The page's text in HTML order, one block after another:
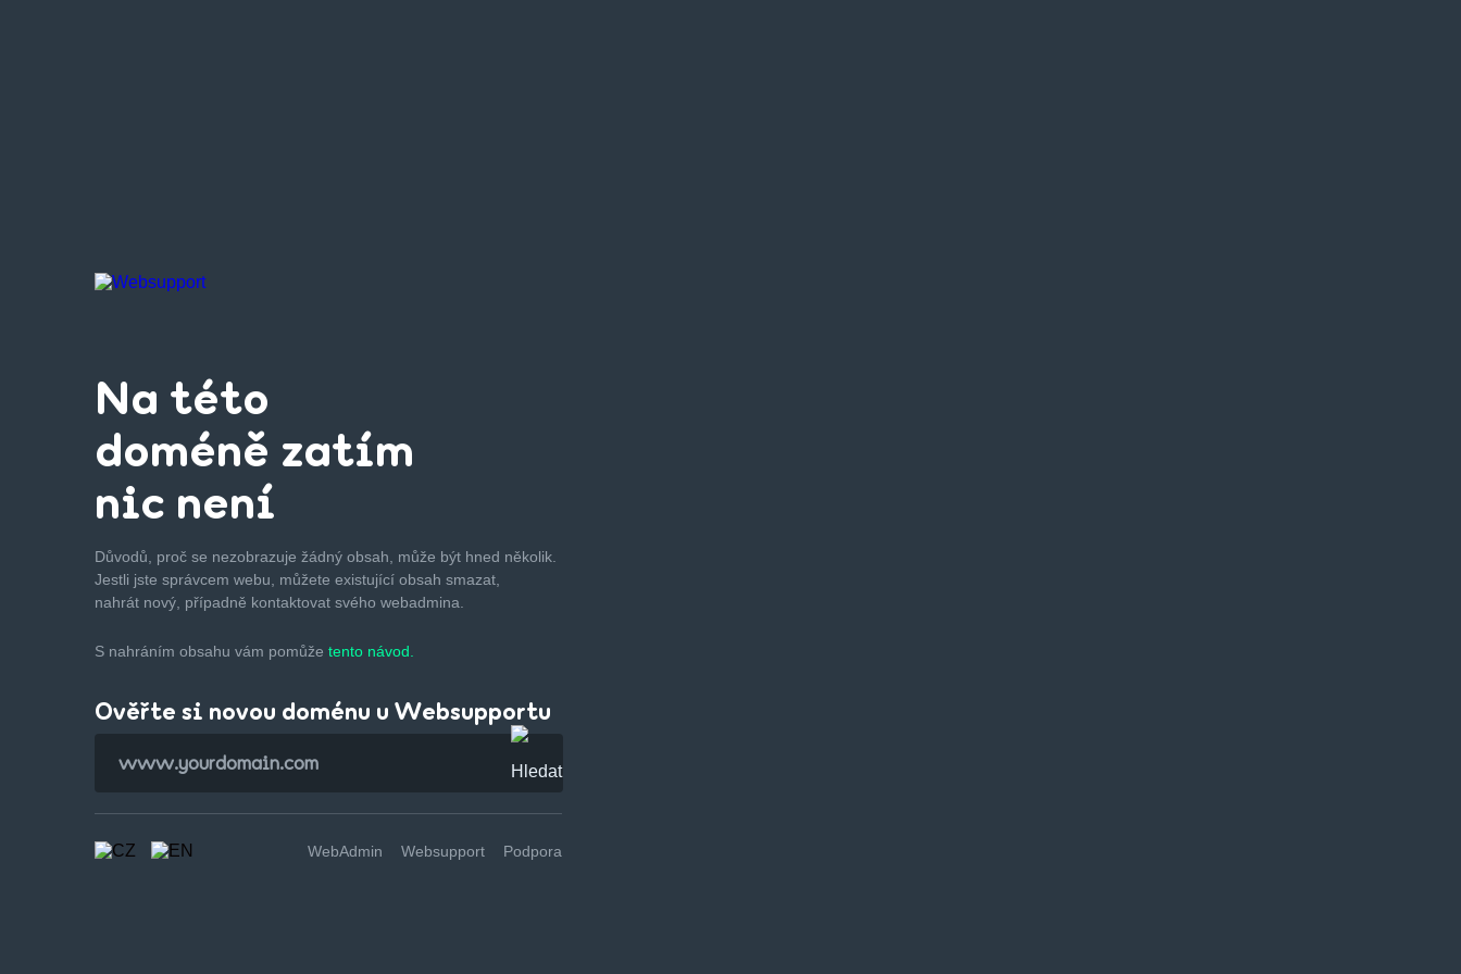
Na této
doméně zatím
nic není
Důvodů, proč se nezobrazuje žádný obsah, může být hned několik.
Jestli jste správcem webu, můžete existující obsah smazat,
nahrát nový, případně kontaktovat svého webadmina.
S nahráním obsahu vám pomůže tento návod.
Ověřte si novou doménu u Websupportu
WebAdmin Websupport Podpora